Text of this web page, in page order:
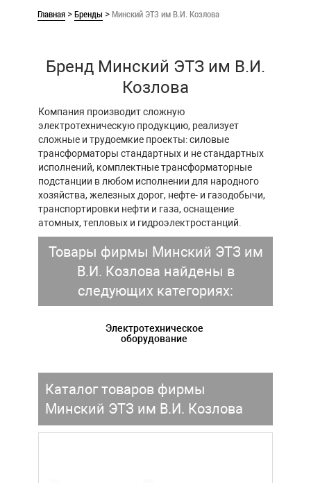
Главная >Бренды > Минский ЭТЗ им В.И. Козлова
Бренд Минский ЭТЗ им В.И.
Козлова
Компания производит сложную
электротехническую продукцию, реализует
сложные и трудоемкие проекты: силовые
трансформаторы стандартных и не стандартных
исполнений, комплектные трансформаторные
подстанции в любом исполнении для народного
хозяйства, железных дорог, нефте- и газодобычи,
транспортировки нефти и газа, оснащение
атомных, тепловых и гидроэлектростанций.
Товары фирмы Минский ЭТЗ им
В.И. Козлова найдены в
следующих категориях:
Электротехническое
оборудование
Каталог товаров фирмы
Минский ЭТЗ им В.И. Козлова